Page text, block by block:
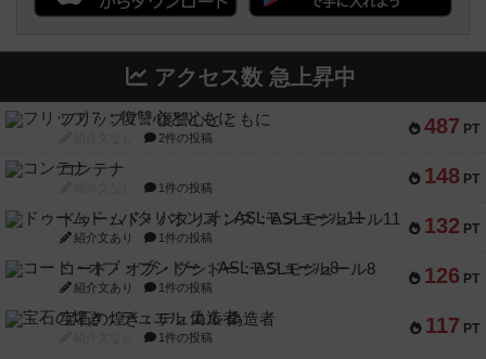
アクセス数 急上昇中
487 PT
フリップ７：復讐心とともに
2件の投稿
148 PT
コンテナ
1件の投稿
132 PT
ドゥームド・バタリオンズ：ASLモジュール11
紹介文あり 1件の投稿
126 PT
コード・オブ・ブシドー：ASLモジュール8
紹介文あり 1件の投稿
117 PT
宝石の煌き：デュエル 偽造者
1件の投稿